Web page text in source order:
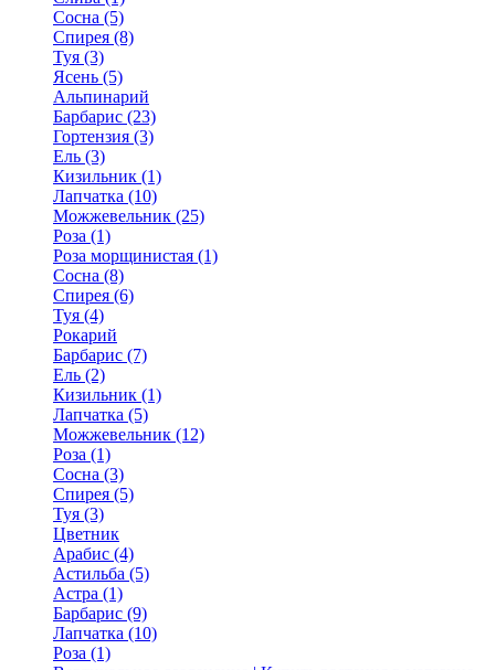
Сосна (5)
Спирея (8)
Туя (3)
Ясень (5)
Альпинарий
Барбарис (23)
Гортензия (3)
Ель (3)
Кизильник (1)
Лапчатка (10)
Можжевельник (25)
Роза (1)
Роза морщинистая (1)
Сосна (8)
Спирея (6)
Туя (4)
Рокарий
Барбарис (7)
Ель (2)
Кизильник (1)
Лапчатка (5)
Можжевельник (12)
Роза (1)
Сосна (3)
Спирея (5)
Туя (3)
Цветник
Арабис (4)
Астильба (5)
Астра (1)
Барбарис (9)
Лапчатка (10)
Роза (1)